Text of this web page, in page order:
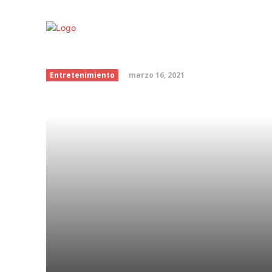
Curiosidades de las
Entretenimiento marzo 16, 2021